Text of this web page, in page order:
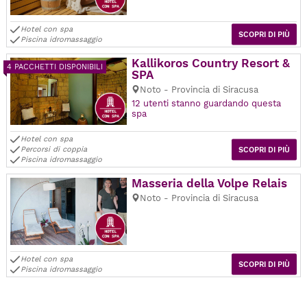
SCOPRI DI PIÙ
Hotel con spa
Piscina idromassaggio
4 PACCHETTI DISPONIBILI
Kallikoros Country Resort &
SPA
Noto - Provincia di Siracusa
12 utenti stanno guardando questa
spa
SCOPRI DI PIÙ
Hotel con spa
Percorsi di coppia
Piscina idromassaggio
Masseria della Volpe Relais
Noto - Provincia di Siracusa
SCOPRI DI PIÙ
Hotel con spa
Piscina idromassaggio